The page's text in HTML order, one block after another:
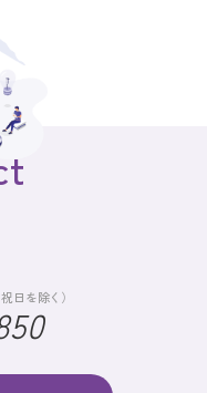
日を除く）